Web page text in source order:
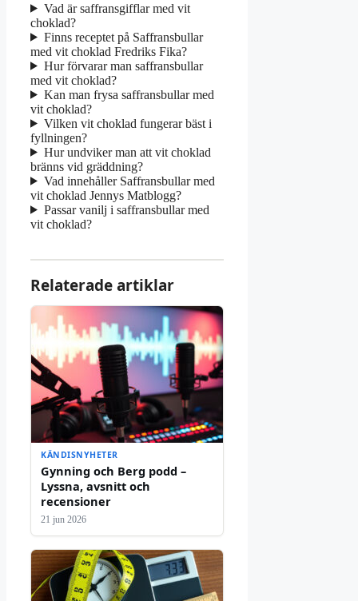
Vad är saffransgifflar med vit
choklad?
Finns receptet på Saffransbullar
med vit choklad Fredriks Fika?
Hur förvarar man saffransbullar
med vit choklad?
Kan man frysa saffransbullar med
vit choklad?
Vilken vit choklad fungerar bäst i
fyllningen?
Hur undviker man att vit choklad
bränns vid gräddning?
Vad innehåller Saffransbullar med
vit choklad Jennys Matblogg?
Passar vanilj i saffransbullar med
vit choklad?
Relaterade artiklar
KÄNDISNYHETER
Gynning och Berg podd –
Lyssna, avsnitt och
recensioner
21 jun 2026